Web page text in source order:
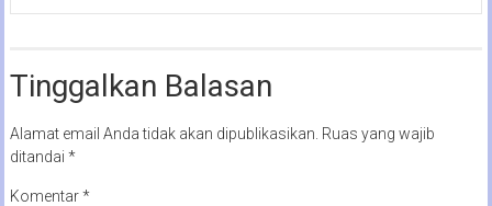
Tinggalkan Balasan
Alamat email Anda tidak akan dipublikasikan. Ruas yang wajib
ditandai *
Komentar*